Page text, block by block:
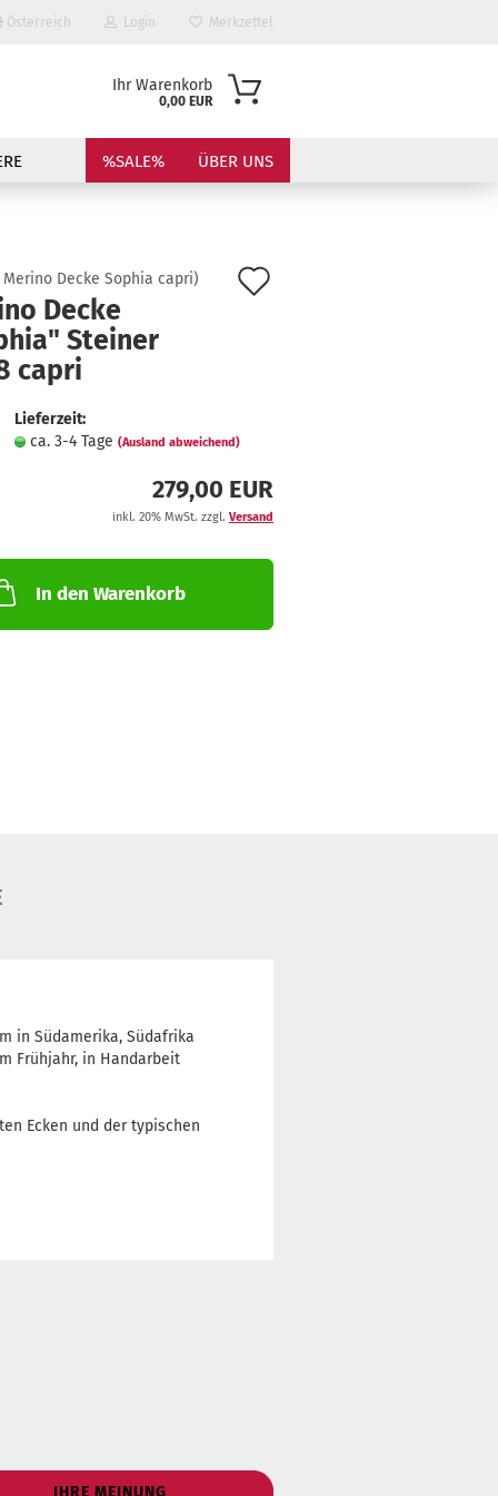
Österreich Login Merkzettel
Ihr Warenkorb
0,00 EUR
%SALE% ÜBER UNS
Merino Decke Sophia capri)
Decke
Steiner
capri
Lieferzeit:
ca. 3-4 Tage (Ausland abweichend)
279,00 EUR
inkl. 20% MwSt. zzgl. Versand
In den Warenkorb
in Südamerika, Südafrika
Frühjahr, in Handarbeit
Ecken und der typischen
IHRE MEINUNG